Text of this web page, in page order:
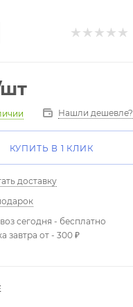
Нашли дешевле?
КУПИТЬ В 1 КЛИК
доставку
сегодня - бесплатно
завтра от - 300 ₽